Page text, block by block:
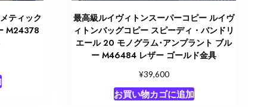
ティック
M24378
最高級ルイヴィトンスーパーコピー ルイヴ
ィトンバッグコピー スピーディ・バンドリ
エール 20 モノグラム･アンプラント ブル
ー M46484 レザー ゴールド金具
¥39,600
お買い物カゴに追加